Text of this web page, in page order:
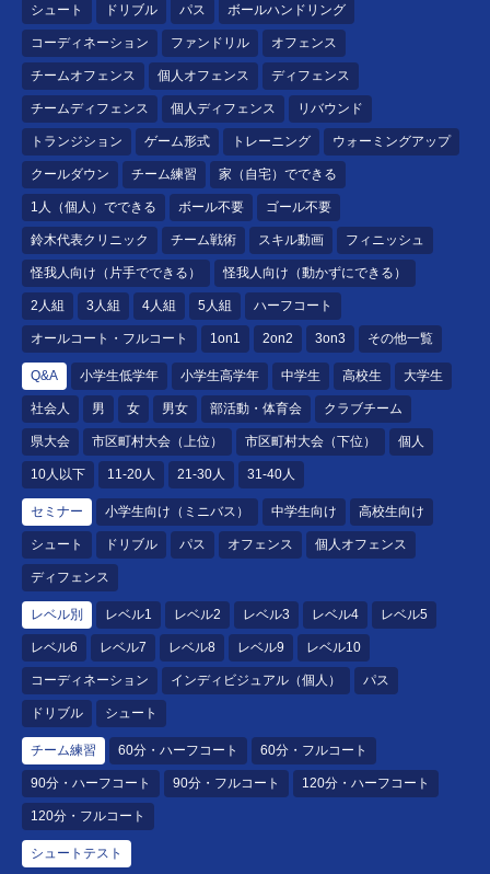
シュート ドリブル パス ボールハンドリング
コーディネーション ファンドリル オフェンス
チームオフェンス 個人オフェンス ディフェンス
チームディフェンス 個人ディフェンス リバウンド
トランジション ゲーム形式 トレーニング ウォーミングアップ
クールダウン チーム練習 家（自宅）でできる
1人（個人）でできる ボール不要 ゴール不要
鈴木代表クリニック チーム戦術 スキル動画 フィニッシュ
怪我人向け（片手でできる） 怪我人向け（動かずにできる）
2人組 3人組 4人組 5人組 ハーフコート
オールコート・フルコート 1on1 2on2 3on3 その他一覧
Q&A 小学生低学年 小学生高学年 中学生 高校生 大学生
社会人 男 女 男女 部活動・体育会 クラブチーム
県大会 市区町村大会（上位） 市区町村大会（下位） 個人
10人以下 11-20人 21-30人 31-40人
セミナー 小学生向け（ミニバス） 中学生向け 高校生向け
シュート ドリブル パス オフェンス 個人オフェンス
ディフェンス
レベル別 レベル1 レベル2 レベル3 レベル4 レベル5
レベル6 レベル7 レベル8 レベル9 レベル10
コーディネーション インディビジュアル（個人） パス
ドリブル シュート
チーム練習 60分・ハーフコート 60分・フルコート
90分・ハーフコート 90分・フルコート 120分・ハーフコート
120分・フルコート
シュートテスト